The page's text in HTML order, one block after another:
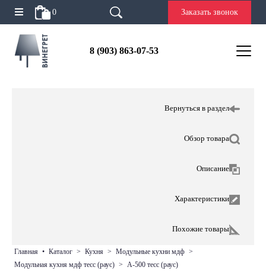
0 Заказать звонок
8 (903) 863-07-53
Вернуться в раздел
Обзор товара
Описание
Характеристики
Похожие товары
главная • каталог > кухня > модульные кухни мдф >
модульная кухня мдф тесс (раус) > а-500 тесс (раус)